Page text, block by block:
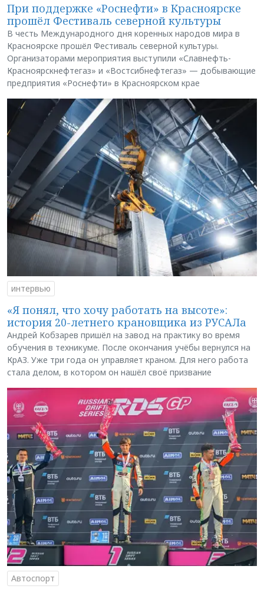
При поддержке «Роснефти» в Красноярске
прошёл Фестиваль северной культуры
В честь Международного дня коренных народов мира в
Красноярске прошёл Фестиваль северной культуры.
Организаторами мероприятия выступили «Славнефть-
Красноярскнефтегаз» и «Востсибнефтегаз» — добывающие
предприятия «Роснефти» в Красноярском крае
интервью
«Я понял, что хочу работать на высоте»:
история 20-летнего крановщика из РУСАЛа
Андрей Кобзарев пришёл на завод на практику во время
обучения в техникуме. После окончания учёбы вернулся на
КрАЗ. Уже три года он управляет краном. Для него работа
стала делом, в котором он нашёл своё призвание
Автоспорт